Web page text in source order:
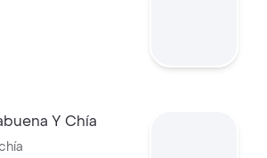
Y Chía